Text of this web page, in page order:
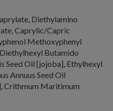
Diethylamino
Caprylic/Capric
Methoxyphenyl
Butamido
Seed Oil [jojoba], Ethylhexyl
Annuus Seed Oil
Crithmum Maritimum